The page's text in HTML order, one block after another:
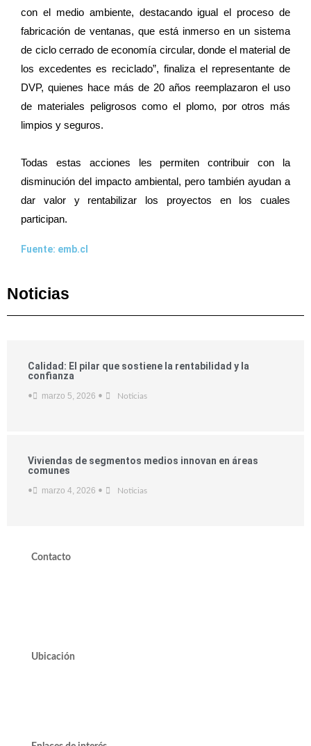
con el medio ambiente, destacando igual el proceso de
fabricación de ventanas, que está inmerso en un sistema
de ciclo cerrado de economía circular, donde el material de
los excedentes es reciclado”, finaliza el representante de
DVP, quienes hace más de 20 años reemplazaron el uso
de materiales peligrosos como el plomo, por otros más
limpios y seguros.
Todas estas acciones les permiten contribuir con la
disminución del impacto ambiental, pero también ayudan a
dar valor y rentabilizar los proyectos en los cuales
participan.
Fuente: emb.cl
Noticias
Calidad: El pilar que sostiene la rentabilidad y la
confianza
• marzo 5, 2026 • Noticias
Viviendas de segmentos medios innovan en áreas
comunes
• marzo 4, 2026 • Noticias
Contacto
Ubicación